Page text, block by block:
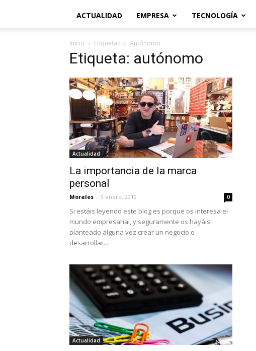
ACTUALIDAD EMPRESA TECNOLOGÍA
Inicio Etiquetas Autónomo
Etiqueta: autónomo
Actualidad
La importancia de la marca
personal
Morales - 9 enero, 2019 0
Si estáis leyendo este blog es porque os interesa el
mundo empresarial, y seguramente os hayáis
planteado alguna vez crear un negocio o
desarrollar...
Actualidad